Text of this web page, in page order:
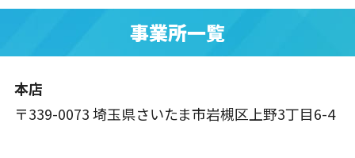
事業所一覧
本店
〒339-0073 埼玉県さいたま市岩槻区上野3丁目6-4